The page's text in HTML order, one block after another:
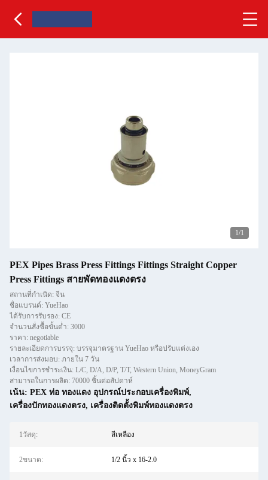
1/1
PEX Pipes Brass Press Fittings Fittings Straight Copper
Press Fittings สายพัดทองแดงตรง
สถานที่กำเนิด: จีน
ชื่อแบรนด์: YueHao
ได้รับการรับรอง: CE
จำนวนสั่งซื้อขั้นต่ำ: 3000
ราคา: negotiable
รายละเอียดการบรรจุ: บรรจุมาตรฐาน YueHao หรือปรับแต่งเอง
เวลาการส่งมอบ: ภายใน 7 วัน
เงื่อนไขการชำระเงิน: L/C, D/A, D/P, T/T, Western Union, MoneyGram
สามารถในการผลิต: 70000 ชิ้นต่อสัปดาห์
เน้น: PEX ท่อ ทองแดง อุปกรณ์ประกอบเครื่องพิมพ์,
เครื่องปักทองแดงตรง, เครื่องติดตั้งพิมพ์ทองแดงตรง
1วัสดุ: สีเหลือง
2ขนาด: 1/2 นิ้ว x 16-2.0